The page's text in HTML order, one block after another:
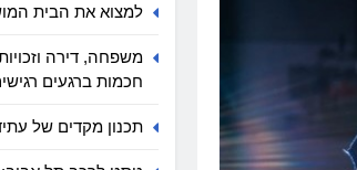
למצוא את הבית
משפחה, דירה
חכמות ברגעים
תכנון מקדים של